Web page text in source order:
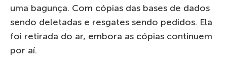
uma bagunça. Com cópias das bases de dados
sendo deletadas e resgates sendo pedidos. Ela
foi retirada do ar, embora as cópias continuem
por aí.